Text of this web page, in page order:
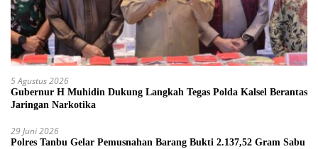
5 Agustus 2026
Gubernur H Muhidin Dukung Langkah Tegas Polda Kalsel Berantas
Jaringan Narkotika
29 Juni 2026
Polres Tanbu Gelar Pemusnahan Barang Bukti 2.137,52 Gram Sabu